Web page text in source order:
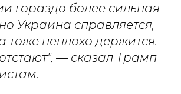
гораздо более сильная
Украина справляется,
тоже неплохо держится.
— сказал Трамп